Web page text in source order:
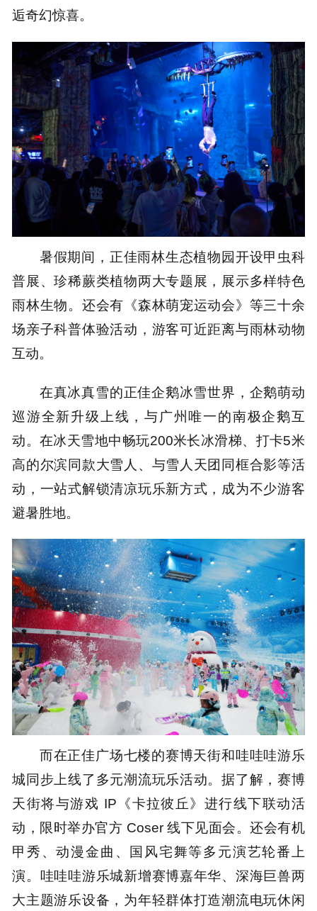
逅奇幻惊喜。
暑假期间，正佳雨林生态植物园开设甲虫科
普展、珍稀蕨类植物两大专题展，展示多样特色
雨林生物。还会有《森林萌宠运动会》等三十余
场亲子科普体验活动，游客可近距离与雨林动物
互动。
在真冰真雪的正佳企鹅冰雪世界，企鹅萌动
巡游全新升级上线，与广州唯一的南极企鹅互
动。在冰天雪地中畅玩200米长冰滑梯、打卡5米
高的尔滨同款大雪人、与雪人天团同框合影等活
动，一站式解锁清凉玩乐新方式，成为不少游客
避暑胜地。
而在正佳广场七楼的赛博天街和哇哇哇游乐
城同步上线了多元潮流玩乐活动。据了解，赛博
天街将与游戏 IP《卡拉彼丘》进行线下联动活
动，限时举办官方 Coser 线下见面会。还会有机
甲秀、动漫金曲、国风宅舞等多元演艺轮番上
演。哇哇哇游乐城新增赛博嘉年华、深海巨兽两
大主题游乐设备，为年轻群体打造潮流电玩休闲